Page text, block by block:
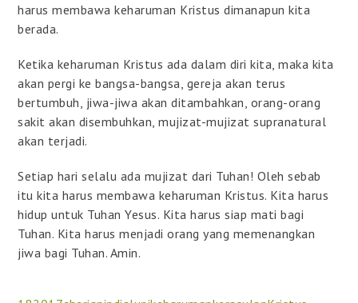
harus membawa keharuman Kristus dimanapun kita
berada.
Ketika keharuman Kristus ada dalam diri kita, maka kita
akan pergi ke bangsa-bangsa, gereja akan terus
bertumbuh, jiwa-jiwa akan ditambahkan, orang-orang
sakit akan disembuhkan, mujizat-mujizat supranatural
akan terjadi.
Setiap hari selalu ada mujizat dari Tuhan! Oleh sebab
itu kita harus membawa keharuman Kristus. Kita harus
hidup untuk Tuhan Yesus. Kita harus siap mati bagi
Tuhan. Kita harus menjadi orang yang memenangkan
jiwa bagi Tuhan. Amin.